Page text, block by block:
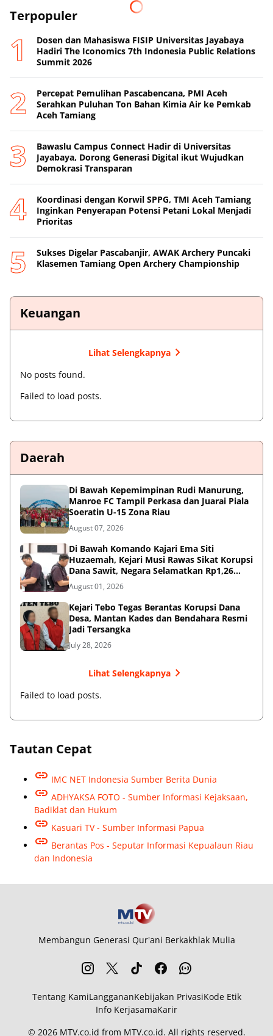
Terpopuler
Dosen dan Mahasiswa FISIP Universitas Jayabaya
Hadiri The Iconomics 7th Indonesia Public Relations
Summit 2026
Percepat Pemulihan Pascabencana, PMI Aceh
Serahkan Puluhan Ton Bahan Kimia Air ke Pemkab
Aceh Tamiang
Bawaslu Campus Connect Hadir di Universitas
Jayabaya, Dorong Generasi Digital ikut Wujudkan
Demokrasi Transparan
Koordinasi dengan Korwil SPPG, TMI Aceh Tamiang
Inginkan Penyerapan Potensi Petani Lokal Menjadi
Prioritas
Sukses Digelar Pascabanjir, AWAK Archery Puncaki
Klasemen Tamiang Open Archery Championship
Keuangan
Lihat Selengkapnya
No posts found.
Failed to load posts.
Daerah
Di Bawah Kepemimpinan Rudi Manurung,
Manroe FC Tampil Perkasa dan Juarai Piala
Soeratin U-15 Zona Riau
August 07, 2026
Di Bawah Komando Kajari Ema Siti
Huzaemah, Kejari Musi Rawas Sikat Korupsi
Dana Sawit, Negara Selamatkan Rp1,26
Miliar
August 01, 2026
Kejari Tebo Tegas Berantas Korupsi Dana
Desa, Mantan Kades dan Bendahara Resmi
Jadi Tersangka
July 28, 2026
Lihat Selengkapnya
Failed to load posts.
Tautan Cepat
IMC NET Indonesia Sumber Berita Dunia
ADHYAKSA FOTO - Sumber Informasi Kejaksaan,
Badiklat dan Hukum
Kasuari TV - Sumber Informasi Papua
Berantas Pos - Seputar Informasi Kepualaun Riau
dan Indonesia
Membangun Generasi Qur'ani Berkakhlak Mulia
Tentang KamiLanggananKebijakan PrivasiKode Etik
Info KerjasamaKarir
© 2026 MTV.co.id from MTV.co.id. All rights reserved.